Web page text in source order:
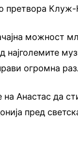
претвора
можност
најголемите
огромна
Анастас да
пред